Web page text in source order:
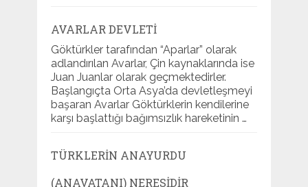
AVARLAR DEVLETI
Göktürkler tarafından “Aparlar” olarak
adlandırılan Avarlar, Çin kaynaklarında ise
Juan Juanlar olarak geçmektedirler.
Başlangıçta Orta Asya’da devletleşmeyi
başaran Avarlar Göktürklerin kendilerine
karşı başlattığı bağımsızlık hareketinin …
TÜRKLERIN ANAYURDU
(ANAVATANI) NERESIDIR